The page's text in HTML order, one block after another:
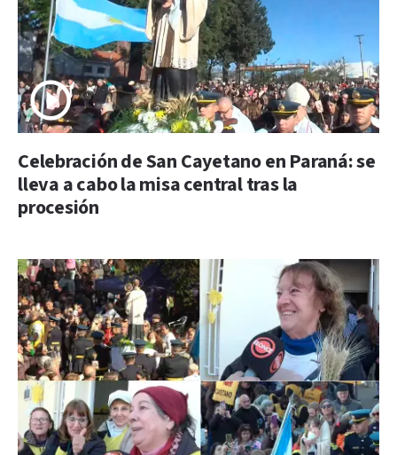
Celebración de San Cayetano en Paraná: se
lleva a cabo la misa central tras la
procesión